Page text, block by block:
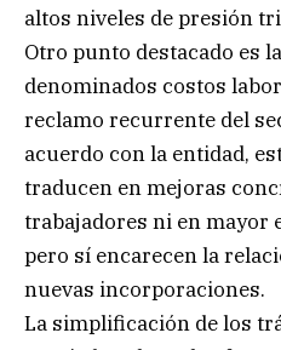
altos niveles de presión
Otro punto destacado es
denominados costos
reclamo recurrente del
acuerdo con la entidad,
traducen en mejoras
trabajadores ni en mayor
pero sí encarecen la
nuevas incorporaciones.
La simplificación de los